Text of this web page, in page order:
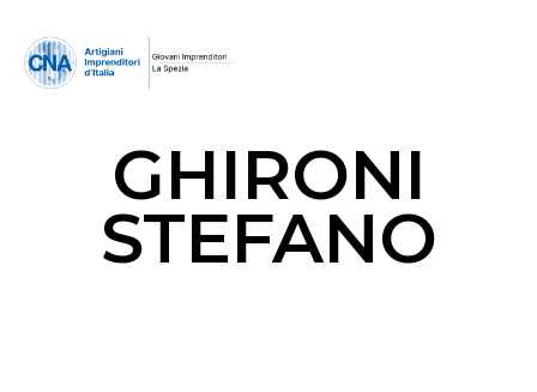
GHIRONI
STEFANO